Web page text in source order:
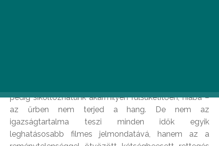
pedig sikoltozhatunk akármilyen fülsüketítően, hiába –
az űrben nem terjed a hang. De nem az
igazságtartalma teszi minden idők egyik
leghatásosabb filmes jelmondatává, hanem az a